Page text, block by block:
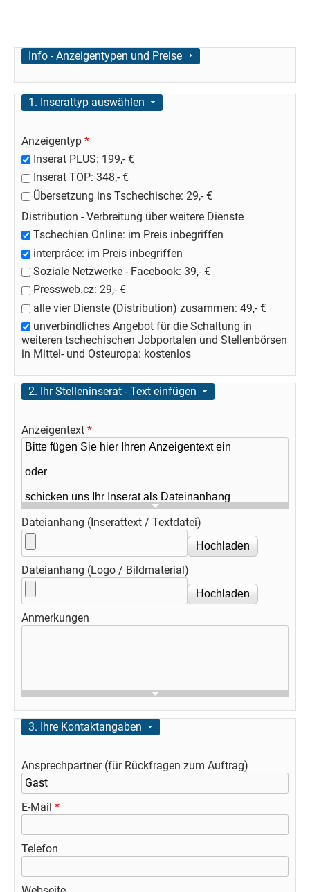
Anzeigen
Info - Anzeigentypen und Preise
Ausblenden
1. Inserattyp auswählen
Anzeigentyp *
Inserat PLUS: 199,- €
Inserat TOP: 348,- €
Übersetzung ins Tschechische: 29,- €
Distribution - Verbreitung über weitere Dienste
Tschechien Online: im Preis inbegriffen
interpráce: im Preis inbegriffen
Soziale Netzwerke - Facebook: 39,- €
Pressweb.cz: 29,- €
alle vier Dienste (Distribution) zusammen: 49,- €
unverbindliches Angebot für die Schaltung in
weiteren tschechischen Jobportalen und Stellenbörsen
in Mittel- und Osteuropa: kostenlos
Ausblenden
2. Ihr Stelleninserat - Text einfügen
Anzeigentext *
Dateianhang (Inserattext / Textdatei)
Dateianhang (Logo / Bildmaterial)
Anmerkungen
Ausblenden
3. Ihre Kontaktangaben
Ansprechpartner (für Rückfragen zum Auftrag)
E-Mail *
Telefon